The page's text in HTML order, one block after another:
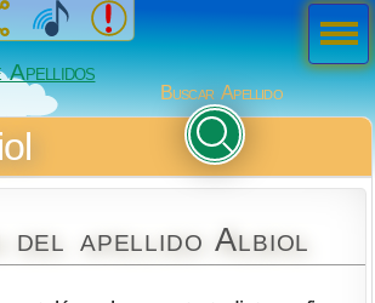
Apellidos
Buscar Apellido
del apellido Albiol
Men
ú